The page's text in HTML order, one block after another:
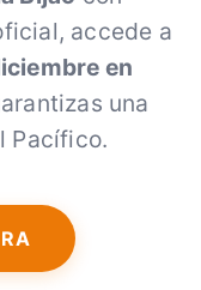
accede a
en
una
Pacífico.